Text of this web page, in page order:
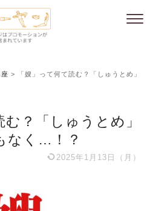
>
「嫂」って何て読む？「しゅうとめ」
む？「しゅうとめ」
なく…！？
2025年1月13日（月）